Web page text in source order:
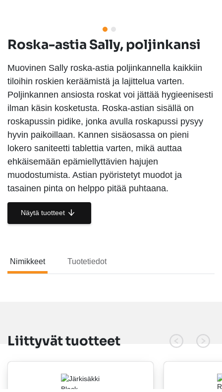
Roska-astia Sally, poljinkansi
Muovinen Sally roska-astia poljinkannella kaikkiin
tiloihin roskien keräämistä ja lajittelua varten.
Poljinkannen ansiosta roskat voi jättää hygieenisesti
ilman käsin kosketusta. Roska-astian sisällä on
roskapussin pidike, jonka avulla roskapussi pysyy
hyvin paikoillaan. Kannen sisäosassa on pieni
lokero saniteetti tablettia varten, mikä auttaa
ehkäisemään epämiellyttävien hajujen
muodostumista. Astian pyöristetyt muodot ja
tasainen pinta on helppo pitää puhtaana.
Näytä tuotteet
Nimikkeet Tuotetiedot
Liittyvät tuotteet